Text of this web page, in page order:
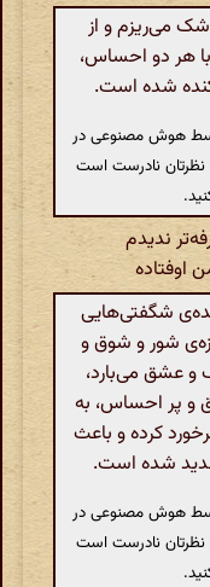
می‌ریزم و از
هر دو احساس،
شده است.
هوش مصنوعی در
نظرتان نادرست است
ندیدم
اوفتاده
شگفتی‌هایی
شور و شوق و
و عشق می‌بارد،
و پر احساس، به
کرده و باعث
شده است.
هوش مصنوعی در
نظرتان نادرست است